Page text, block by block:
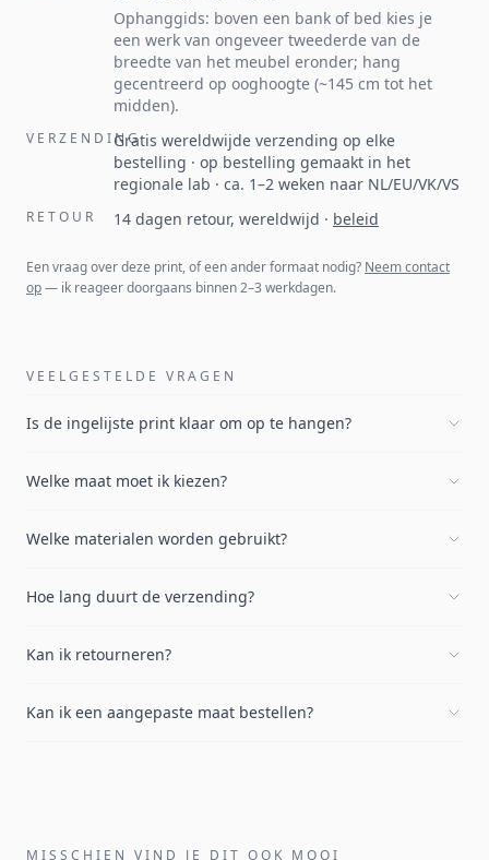
Ophanggids: boven een bank of bed kies je
een werk van ongeveer tweederde van de
breedte van het meubel eronder; hang
gecentreerd op ooghoogte (~145 cm tot het
midden).
VERZENDINGGratis wereldwijde verzending op elke
bestelling · op bestelling gemaakt in het
regionale lab · ca. 1–2 weken naar NL/EU/VK/VS
RETOUR 14 dagen retour, wereldwijd · beleid
Een vraag over deze print, of een ander formaat nodig? Neem contact
op— ik reageer doorgaans binnen 2–3 werkdagen.
VEELGESTELDE VRAGEN
Is de ingelijste print klaar om op te hangen?
Welke maat moet ik kiezen?
Welke materialen worden gebruikt?
Hoe lang duurt de verzending?
Kan ik retourneren?
Kan ik een aangepaste maat bestellen?
MISSCHIEN VIND JE DIT OOK MOOI